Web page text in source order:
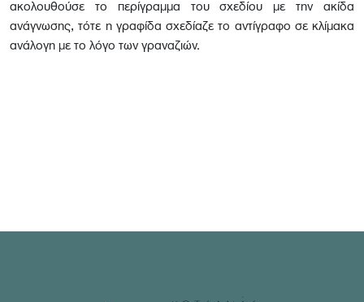
ακολουθούσε το περίγραμμα του σχεδίου με την ακίδα
ανάγνωσης, τότε η γραφίδα σχεδίαζε το αντίγραφο σε κλίμακα
ανάλογη με το λόγο των γραναζιών.